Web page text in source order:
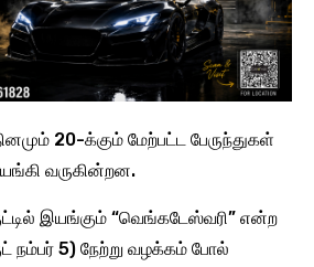
20-க்கும் மேற்பட்ட பேருந்துகள்
வருகின்றன.
இயங்கும் “வெங்கடேஸ்வரி” என்ற
நம்பர் 5) நேற்று வழக்கம் போல்